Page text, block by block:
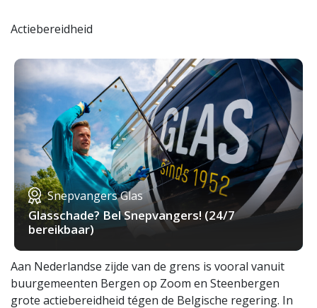
Actiebereidheid
Snepvangers Glas
Glasschade? Bel Snepvangers! (24/7
bereikbaar)
Aan Nederlandse zijde van de grens is vooral vanuit
buurgemeenten Bergen op Zoom en Steenbergen
grote actiebereidheid tégen de Belgische regering. In